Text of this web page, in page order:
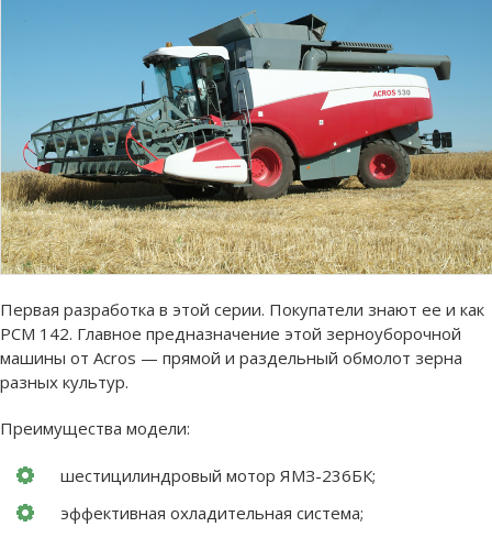
Первая разработка в этой серии. Покупатели знают ее и как
РСМ 142. Главное предназначение этой зерноуборочной
машины от Acros — прямой и раздельный обмолот зерна
разных культур.
Преимущества модели:
шестицилиндровый мотор ЯМЗ-236БК;
эффективная охладительная система;